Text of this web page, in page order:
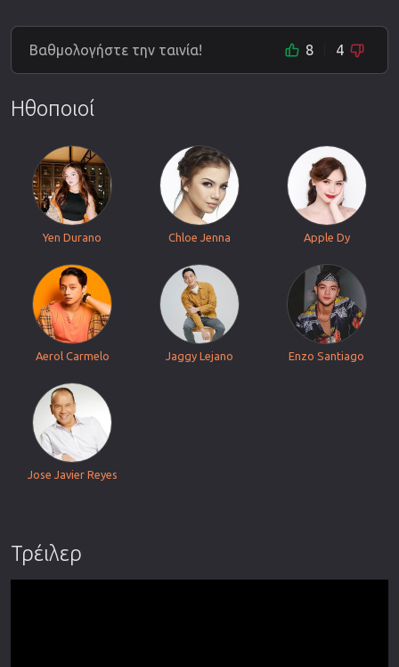
Βαθμολογήστε την ταινία! 8 4
Ηθοποιοί
Yen Durano Chloe Jenna Apple Dy
Aerol Carmelo Jaggy Lejano Enzo Santiago
Jose Javier Reyes
Τρέιλερ